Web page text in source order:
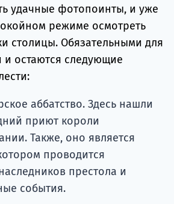
удачные фотопоинты, и уже
режиме осмотреть
столицы. Обязательными для
остаются следующие
аббатство. Здесь нашли
приют короли
Также, оно является
проводится
престола и
события.